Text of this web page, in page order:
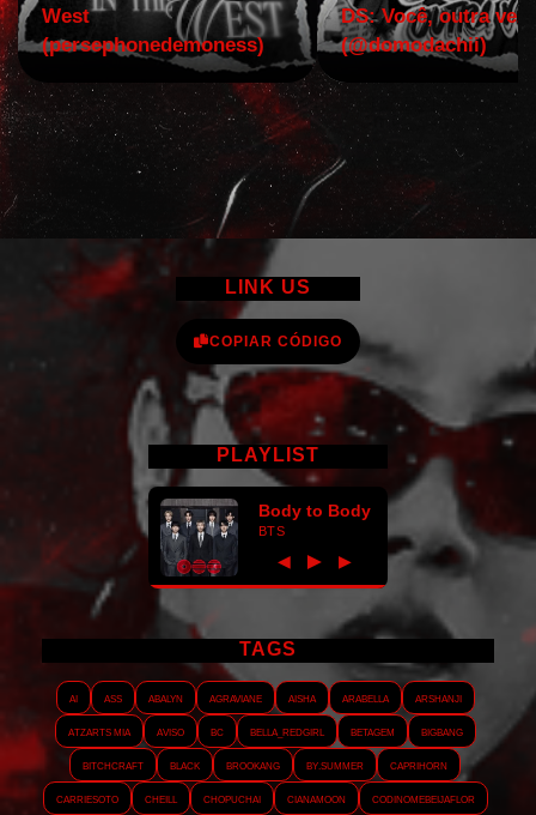
West
(persephonedemoness)
DS: Você, outra vez!
(@domodachii)
LINK US
COPIAR CÓDIGO
PLAYLIST
Body to Body
BTS
◀ ► ▶
TAGS
AI ASS Abalyn Agraviane Aisha Arabella
Arshanji
Atzarts Mia
Aviso BC Bella_RedGirl Betagem
Bigbang
Bitchcraft
Black Brookang By.summer
Caprihorn
Carriesoto
Cheill Chopuchai Cianamoon Codinomebeijaflor